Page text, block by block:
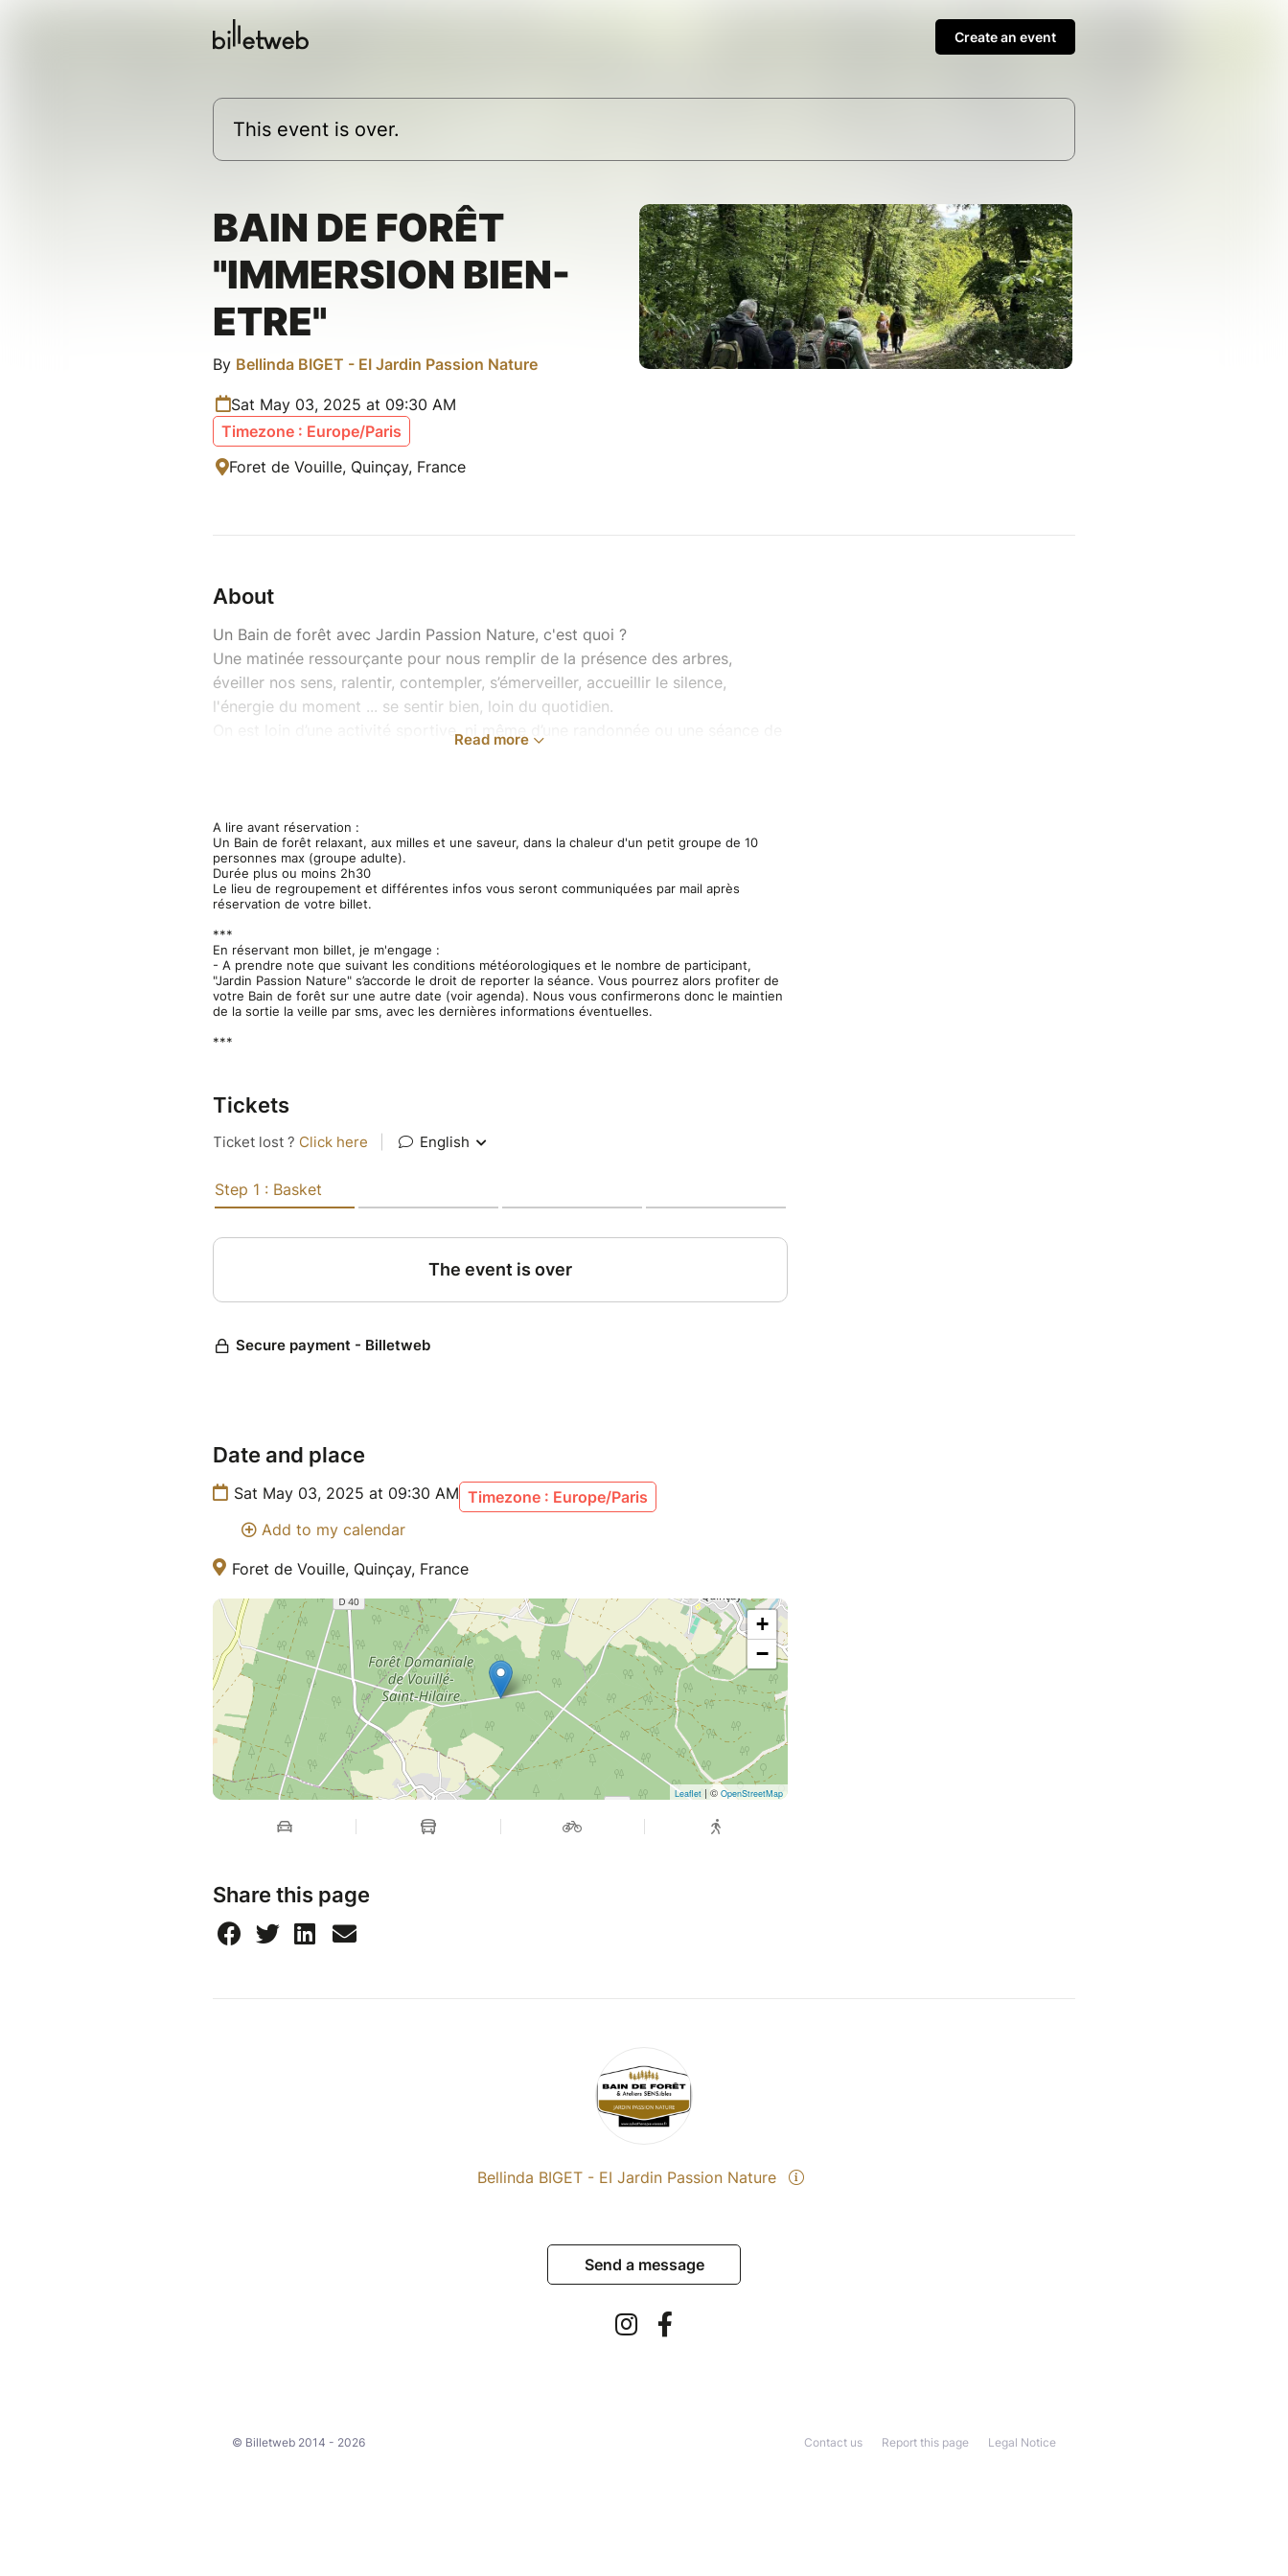
Create an event
This event is over.
BAIN DE FORÊT
"IMMERSION BIEN-
ETRE"
By Bellinda BIGET - EI Jardin Passion Nature
Sat May 03, 2025 at 09:30 AM
Timezone : Europe/Paris
Foret de Vouille, Quinçay, France
About
Un Bain de forêt avec Jardin Passion Nature, c'est quoi ?
Une matinée ressourçante pour nous remplir de la présence des arbres,
éveiller nos sens, ralentir, contempler, s’émerveiller, accueillir le silence,
l'énergie du moment ... se sentir bien, loin du quotidien.
On est loin d’une activité sportive, ni même d’une randonnée ou une séance de
nous arrêtons souvent. Des pauses qui offrent des instants créatifs, méditatifs,
contemplatifs (Land’Art, mandala, dessin, construction, conte … suivant notre
envie et notre inspiration du moment).
Au cœur de la forêt, tous nos sens sont mis en éveil. Des instants uniques pour
Un cercle de partage clôture la séance. Un moment de pause, où chacun peut
alors s’exprimer, dans l’écoute, le respect, la bienveillance et le non jugement.
***
Au plaisir de vous retrouver sous les Arbres
Bellinda & François - Jardin Passion Nature - Sylvothérapie - Bain de forêt -
Autres dates :
Read more
A lire avant réservation :
Un Bain de forêt relaxant, aux milles et une saveur, dans la chaleur d'un petit groupe de 10
personnes max (groupe adulte).
Durée plus ou moins 2h30
Le lieu de regroupement et différentes infos vous seront communiquées par mail après
réservation de votre billet.
***
En réservant mon billet, je m'engage :
- A prendre note que suivant les conditions météorologiques et le nombre de participant,
"Jardin Passion Nature" s’accorde le droit de reporter la séance. Vous pourrez alors profiter de
votre Bain de forêt sur une autre date (voir agenda). Nous vous confirmerons donc le maintien
de la sortie la veille par sms, avec les dernières informations éventuelles.
***
Tickets
Date and place
Sat May 03, 2025 at 09:30 AM Timezone : Europe/Paris
Add to my calendar
Foret de Vouille, Quinçay, France
+
−
Leaflet | © OpenStreetMap
Share this page
Bellinda BIGET - EI Jardin Passion Nature
Send a message
© Billetweb 2014 - 2026 Legal Notice
Report this page
Contact us